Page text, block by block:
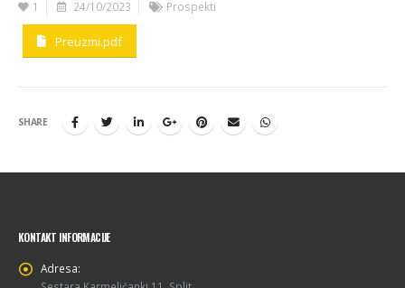
1 24/10/2023 Prospekti
Preuzmi.pdf
SHARE
KONTAKT INFORMACIJE
Adresa: